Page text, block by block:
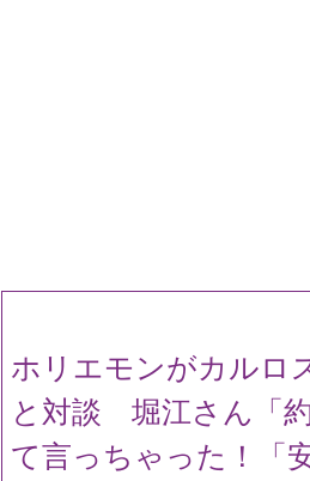
ホリエモンがカルロ
と対談 堀江さん「
て言っちゃった！「